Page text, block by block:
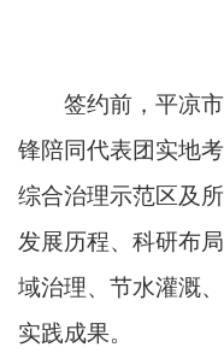
签约前，平凉
锋陪同代表团实地
综合治理示范区及
发展历程、科研布
域治理、节水灌溉
实践成果。